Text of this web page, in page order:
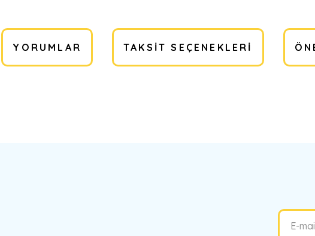
YORUMLAR TAKSIT SEÇENEKLERI